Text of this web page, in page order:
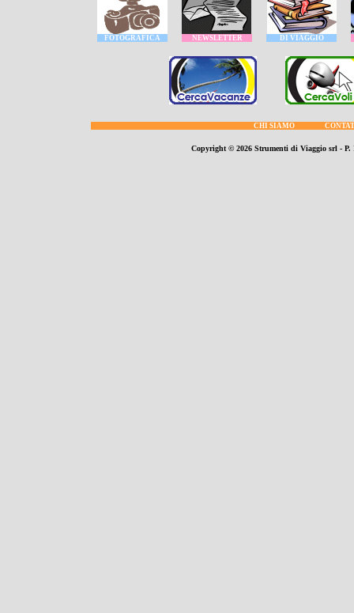
FOTOGRAFICA NEWSLETTER DI VIAGGIO
CHI SIAMO
Copyright ©2026 Strumenti di Viaggio srl - P.